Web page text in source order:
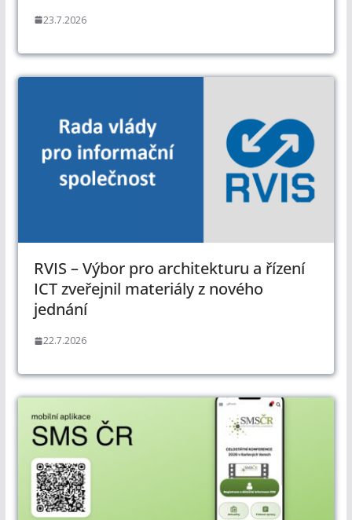
23.7.2026
RVIS – Výbor pro architekturu a řízení
ICT zveřejnil materiály z nového
jednání
22.7.2026